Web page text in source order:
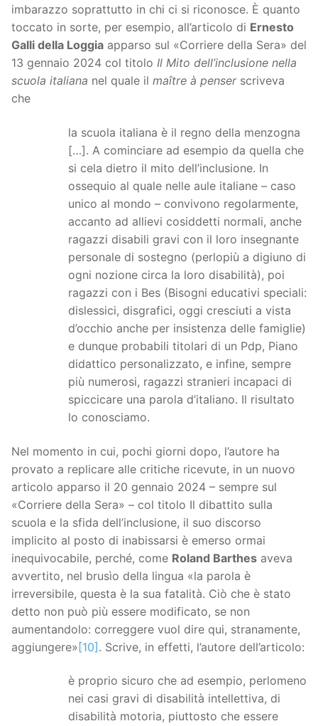
imbarazzo soprattutto in chi ci si riconosce. È quanto
toccato in sorte, per esempio, all’articolo di Ernesto
Galli della Loggia apparso sul «Corriere della Sera» del
13 gennaio 2024 col titolo Il Mito dell’inclusione nella
scuola italiana nel quale il maître à penserscriveva
che
la scuola italiana è il regno della menzogna
[…]. A cominciare ad esempio da quella che
si cela dietro il mito dell’inclusione. In
ossequio al quale nelle aule italiane – caso
unico al mondo – convivono regolarmente,
accanto ad allievi cosiddetti normali, anche
ragazzi disabili gravi con il loro insegnante
personale di sostegno (perlopiù a digiuno di
ogni nozione circa la loro disabilità), poi
ragazzi con i Bes (Bisogni educativi speciali:
dislessici, disgrafici, oggi cresciuti a vista
d’occhio anche per insistenza delle famiglie)
e dunque probabili titolari di un Pdp, Piano
didattico personalizzato, e infine, sempre
più numerosi, ragazzi stranieri incapaci di
spiccicare una parola d’italiano. Il risultato
lo conosciamo.
Nel momento in cui, pochi giorni dopo, l’autore ha
provato a replicare alle critiche ricevute, in un nuovo
articolo apparso il 20 gennaio 2024 – sempre sul
«Corriere della Sera» – col titolo Il dibattito sulla
scuola e la sfida dell’inclusione, il suo discorso
implicito al posto di inabissarsi è emerso ormai
inequivocabile, perché, come Roland Barthes aveva
avvertito, nel brusìo della lingua «la parola è
irreversibile, questa è la sua fatalità. Ciò che è stato
detto non può più essere modificato, se non
aumentandolo: correggere vuol dire qui, stranamente,
aggiungere»[10]. Scrive, in effetti, l’autore dell’articolo:
è proprio sicuro che ad esempio, perlomeno
nei casi gravi di disabilità intellettiva, di
disabilità motoria, piuttosto che essere